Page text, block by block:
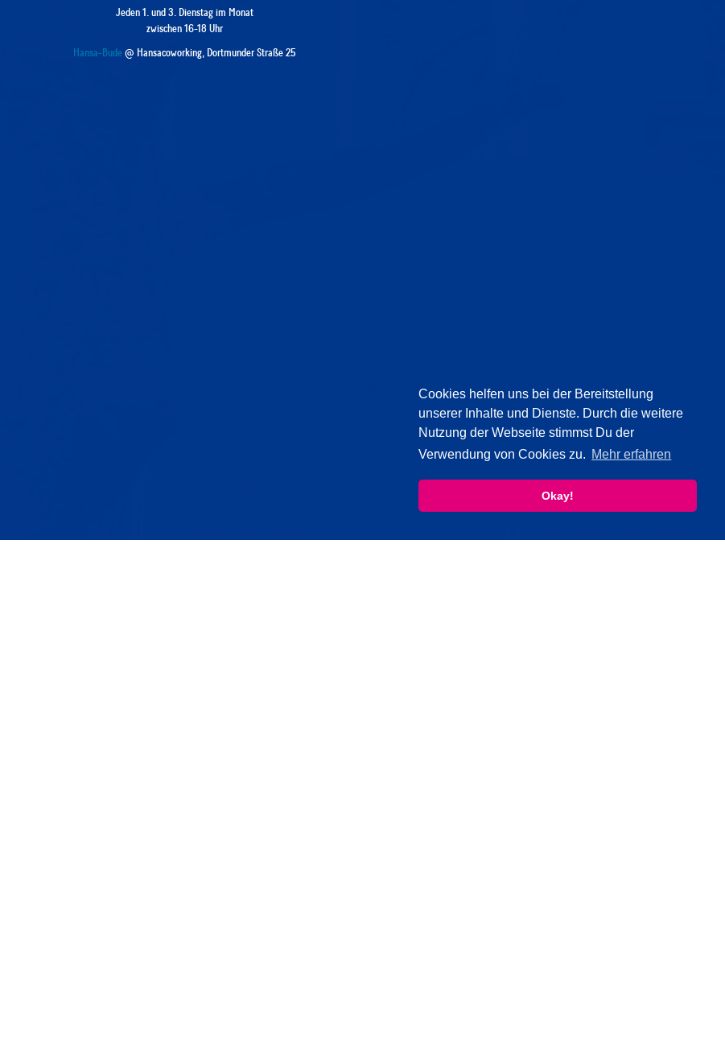
Cookies helfen uns bei der Bereitstellung
unserer Inhalte und Dienste. Durch die weitere
Nutzung der Webseite stimmst Du der
Verwendung von Cookies zu. Mehr erfahren
Okay!
Jeden 1. und 3. Dienstag im Monat
zwischen 16-18 Uhr
Hansa-Bude @ Hansacoworking, Dortmunder Straße 25